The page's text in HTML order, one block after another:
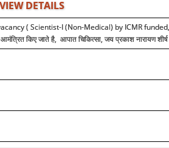
VIEW DETAILS
( Scientist-I (Non-Medical) by ICMR
किए जाते है, आपात चिकित्सा, जय प्रकाश नारायण